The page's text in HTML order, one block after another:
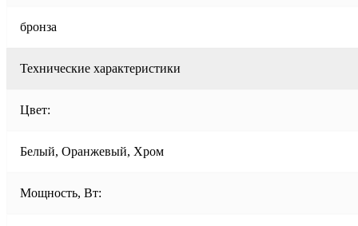
бронза
Технические характеристики
Цвет:
Белый, Оранжевый, Хром
Мощность, Вт: